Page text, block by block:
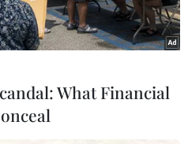
What Financial